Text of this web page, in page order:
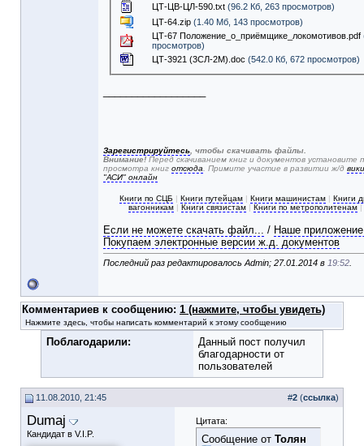
ЦТ-ЦВ-ЦЛ-590.txt (96.2 Кб, 263 просмотров)
ЦТ-64.zip (1.40 Мб, 143 просмотров)
ЦТ-67 Положение_о_приёмщике_локомотивов.pdf
просмотров)
ЦТ-3921 (3СЛ-2М).doc (542.0 Кб, 672 просмотров)
Зарегистрируйтесь , чтобы скачивать файлы.
Внимание! Перед скачиванием книг и документов установите
просмотра книг отсюда . Примите участие в развитии ж/д
"АСИ" онлайн
Книги по СЦБ | Книги путейцам| Книги машинистам| Книги
вагонникам | Книги связистам | Книги по метрополитенам |
Если не можете скачать файл... / Наше
Покупаем электронные версии ж.д. документов
Последний раз редактировалось Admin; 27.01.2014 в 19:52
Комментариев к сообщению: 1 (нажмите, чтобы увидеть)
Нажмите здесь, чтобы написать комментарий к этому сообщению
Поблагодарили:
Данный пост получил
благодарности от
пользователей
11.08.2010, 21:45 #2 (ссылка)
Dumaj
Кандидат в V.I.P.
Цитата:
Сообщение от Толян